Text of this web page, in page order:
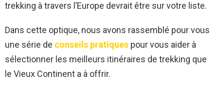
trekking à travers l’Europe devrait être sur votre liste.
Dans cette optique, nous avons rassemblé pour vous
une série de conseils pratiques pour vous aider à
sélectionner les meilleurs itinéraires de trekking que
le Vieux Continent a à offrir.